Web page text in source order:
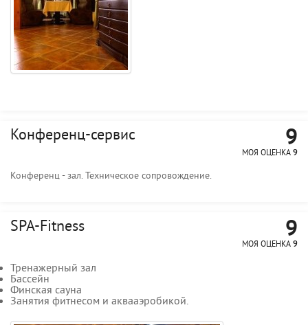
Конференц-сервис 9
МОЯ ОЦЕНКА 9
Конференц - зал. Техническое сопровождение.
SPA-Fitness 9
МОЯ ОЦЕНКА 9
Тренажерный зал
Бассейн
Финская сауна
Занятия фитнесом и аквааэробикой.